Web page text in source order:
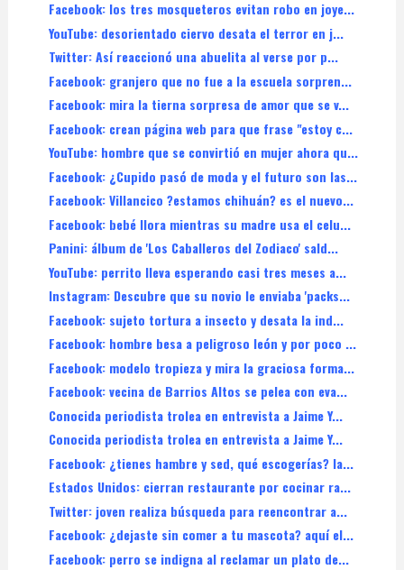
Facebook: los tres mosqueteros evitan robo en joye...
YouTube: desorientado ciervo desata el terror en j...
Twitter: Así reaccionó una abuelita al verse por p...
Facebook: granjero que no fue a la escuela sorpren...
Facebook: mira la tierna sorpresa de amor que se v...
Facebook: crean página web para que frase "estoy c...
YouTube: hombre que se convirtió en mujer ahora qu...
Facebook: ¿Cupido pasó de moda y el futuro son las...
Facebook: Villancico ?estamos chihuán? es el nuevo...
Facebook: bebé llora mientras su madre usa el celu...
Panini: álbum de 'Los Caballeros del Zodiaco' sald...
YouTube: perrito lleva esperando casi tres meses a...
Instagram: Descubre que su novio le enviaba 'packs...
Facebook: sujeto tortura a insecto y desata la ind...
Facebook: hombre besa a peligroso león y por poco ...
Facebook: modelo tropieza y mira la graciosa forma...
Facebook: vecina de Barrios Altos se pelea con eva...
Conocida periodista trolea en entrevista a Jaime Y...
Conocida periodista trolea en entrevista a Jaime Y...
Facebook: ¿tienes hambre y sed, qué escogerías? la...
Estados Unidos: cierran restaurante por cocinar ra...
Twitter: joven realiza búsqueda para reencontrar a...
Facebook: ¿dejaste sin comer a tu mascota? aquí el...
Facebook: perro se indigna al reclamar un plato de...